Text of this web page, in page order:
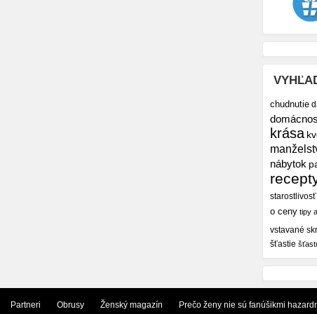
chudnutie
krása
nábytok
o ceny tipy
vstavané
šťastie
Partneri Obrusy Ženský magazín Prečo ženy nie sú fanúšikmi